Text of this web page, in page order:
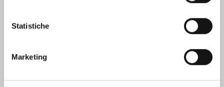
Statistiche
Marketing
CALENDARIO EVENTI SOCIETARI
DISPONIBILE